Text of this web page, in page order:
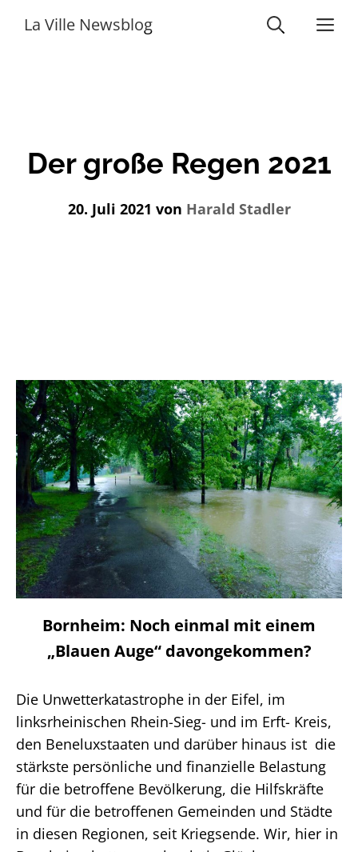
InhaltLa Ville Newsblog
Der große Regen 2021
20. Juli 2021 von Harald Stadler
Bornheim: Noch einmal mit einem
„Blauen Auge“ davongekommen?
Die Unwetterkatastrophe in der Eifel, im
linksrheinischen Rhein-Sieg- und im Erft- Kreis,
den Beneluxstaaten und darüber hinaus ist die
stärkste persönliche und finanzielle Belastung
für die betroffene Bevölkerung, die Hilfskräfte
und für die betroffenen Gemeinden und Städte
in diesen Regionen, seit Kriegsende. Wir, hier in